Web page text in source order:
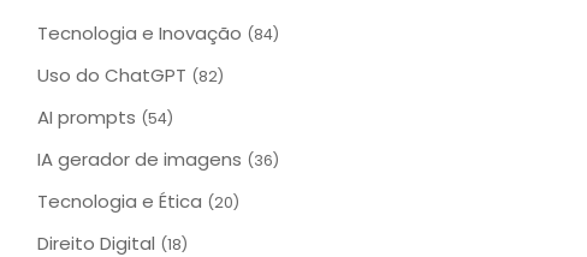
Tecnologia e Inovação (84)
Uso do ChatGPT (82)
AI prompts (54)
IA gerador de imagens (36)
Tecnologia e Ética (20)
Direito Digital (18)